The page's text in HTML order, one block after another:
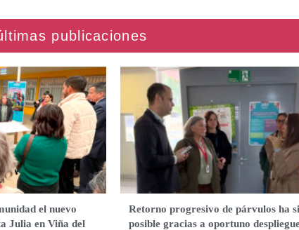
el nuevo
Julia en Viña del
Retorno progresivo de párvulos ha
posible gracias a oportuno